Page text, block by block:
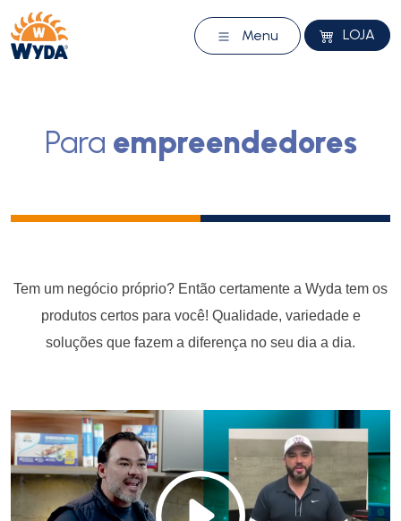
Menu LOJA
Para empreendedores
Tem um negócio próprio? Então certamente a Wyda tem os
produtos certos para você! Qualidade, variedade e
soluções que fazem a diferença no seu dia a dia.